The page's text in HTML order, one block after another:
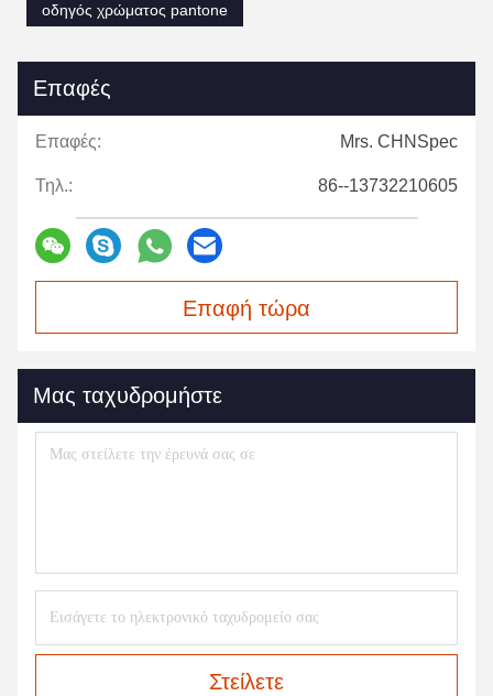
οδηγός χρώματος pantone
Επαφές
Επαφές: Mrs. CHNSpec
Τηλ.: 86--13732210605
Επαφή τώρα
Μας ταχυδρομήστε
Στείλετε